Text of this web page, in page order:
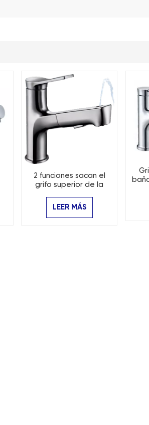
2 funciones sacan el
grifo superior de la
lavabo del lavado de la
boca
LEER MÁS